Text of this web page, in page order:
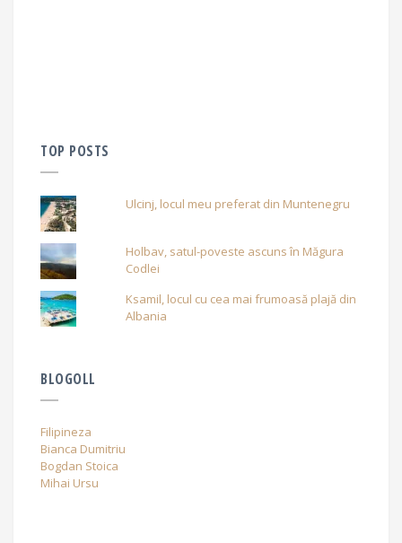
TOP POSTS
Ulcinj, locul meu preferat din Muntenegru
Holbav, satul-poveste ascuns în Măgura
Codlei
Ksamil, locul cu cea mai frumoasă plajă din
Albania
BLOGOLL
Filipineza
Bianca Dumitriu
Bogdan Stoica
Mihai Ursu